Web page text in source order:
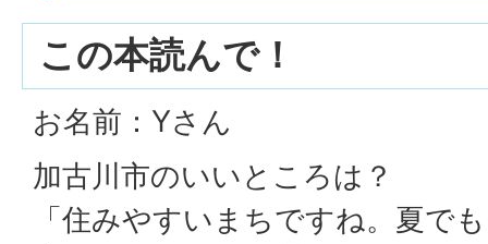
この本読んで！
お名前：Yさん
加古川市のいいところは？
「住みやすいまちですね。夏で